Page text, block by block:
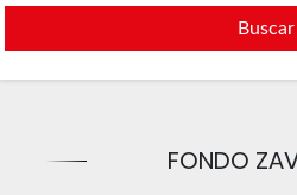
Buscar
FONDO